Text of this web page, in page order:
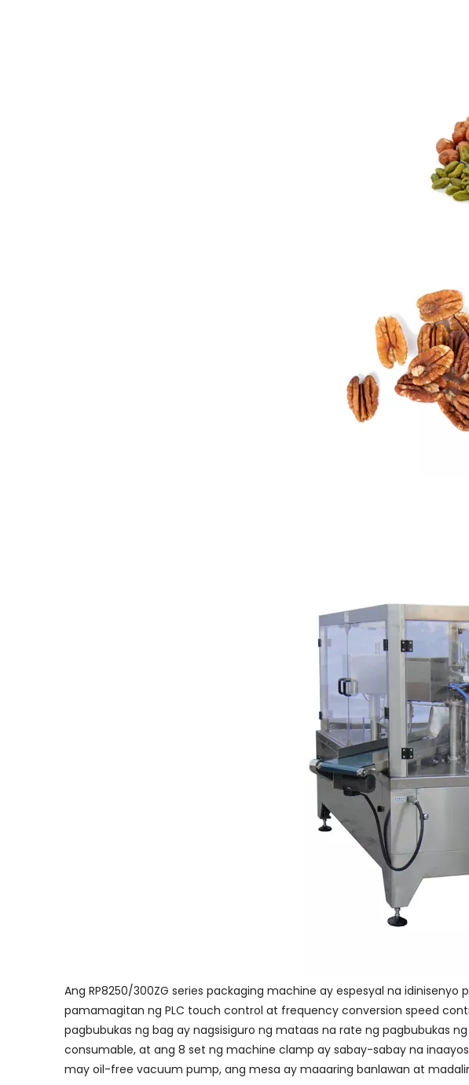
Ang RP8250/300ZG series packaging machine ay espesyal na
pamamagitan ng PLC touch control at frequency conversion speed
pagbubukas ng bag ay nagsisiguro ng mataas na rate ng pagbubukas
consumable, at ang 8 set ng machine clamp ay sabay-sabay na
may oil-free vacuum pump, ang mesa ay maaaring banlawan at